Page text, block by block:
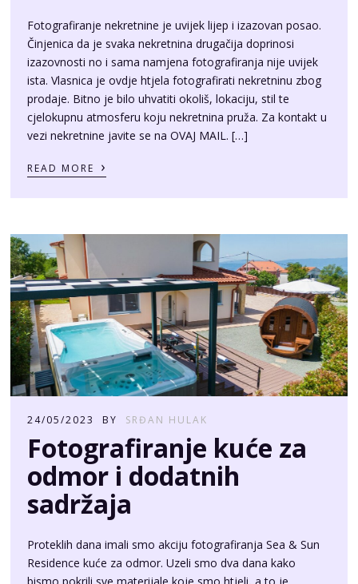
Fotografiranje nekretnine je uvijek lijep i izazovan posao.
Činjenica da je svaka nekretnina drugačija doprinosi
izazovnosti no i sama namjena fotografiranja nije uvijek
ista. Vlasnica je ovdje htjela fotografirati nekretninu zbog
prodaje. Bitno je bilo uhvatiti okoliš, lokaciju, stil te
cjelokupnu atmosferu koju nekretnina pruža. Za kontakt u
vezi nekretnine javite se na OVAJ MAIL. […]
READ MORE ›
24/05/2023 BY SRĐAN HULAK
Fotografiranje kuće za
odmor i dodatnih
sadržaja
Proteklih dana imali smo akciju fotografiranja Sea & Sun
Residence kuće za odmor. Uzeli smo dva dana kako
bismo pokrili sve materijale koje smo htjeli, a to je